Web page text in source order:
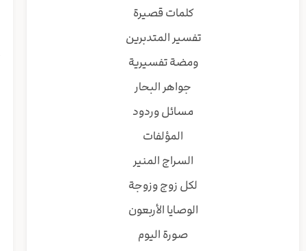
كلمات قصيرة
تفسير المتدبرين
ومضة تفسيرية
جواهر البحار
مسائل وردود
المؤلفات
السراج المنير
لكل زوج وزوجة
الوصايا الأربعون
صورة اليوم